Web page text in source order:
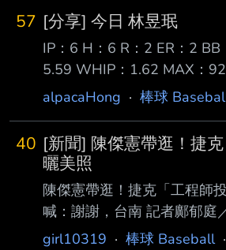
──今天敲出兩發全壘打，你
態如何？ 「我覺得確實有變
壘打的擊球仰角都偏低，如
也不 一定會飛出去，所以不
全壘打。但我認為自己對好
已經相當不錯。」 ──今天
門人選的PCA正面交手。 「
的球員。不過，我還是想專注
57 [分享] 今日 林昱珉
IP：6 H：6 R：2 ER：2 BB
5.59 WHIP：1.62 MAX：
56 上週被跳過一次先發 因此
靠著一顆二壘平飛雙殺安全
保送無失分 第3局在2出局後
失掉1分 第4局雖然首名打者
續解決3位打者 第5局再次
掉1分 第6局則是投出今天
出2K 最終以91球完成優質先
alpacaHong · 棒球
40 [新聞] 陳傑憲帶逛！捷克
曬美照
陳傑憲帶逛！捷克「工程師
喊：謝謝，台南 記者鄺郁庭
家隊「工程師投手」薩托里
girl10319 · 棒球 Baseball·